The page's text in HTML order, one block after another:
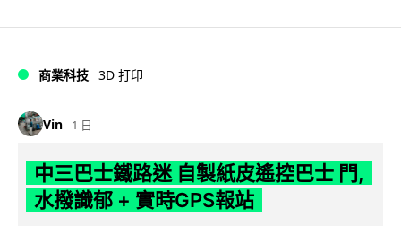
商業科技 3D 打印
Vin 1 日
中三巴士鐵路迷 自製紙皮遙控巴士 門,
水撥識郁 + 實時GPS報站